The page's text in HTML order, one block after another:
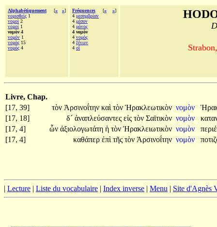
Alphabétiquement [« »]
νομισθεὶς 1
νομοὶ 2
νομοί 1
νομὸν 4
νομόν 1
νομὸς 15
νομός 4
Fréquences [« »]
4 μεσημβρίαν
4 μέσον
4 μόνος
4 νομὸν
4 νομός
4 ξένων
4 οἵ
Livre, Chap.
[17, 39]
τὸν Ἀρσινοΐτην καὶ τὸν Ἡρακλεωτικὸν νομὸν
[17, 18]
δ´ ἀναπλεύσαντες εἰς τὸν Σαϊτικὸν νομὸν
[17, 4]
ὧν ἀξιολογωτάτη ἡ τὸν Ἡρακλειωτικὸν νομὸν
[17, 4]
καθάπερ ἐπὶ τῆς τὸν Ἀρσινοΐτην νομὸν
| Lecture | Liste du vocabulaire | Index inverse | Menu | Site d'Agnès